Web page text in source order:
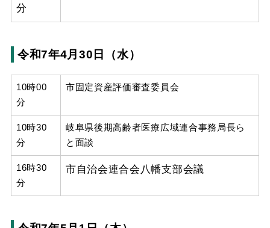
分
令和7年4月30日（水）
10時00
分
市固定資産評価審査委員会
10時30
分
岐阜県後期高齢者医療広域連合事務局長ら
と面談
16時30
分
市自治会連合会八幡支部会議